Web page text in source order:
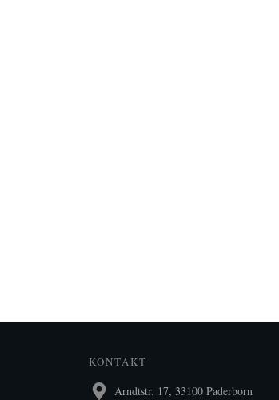
KONTAKT
Arndtstr. 17, 33100 Paderborn